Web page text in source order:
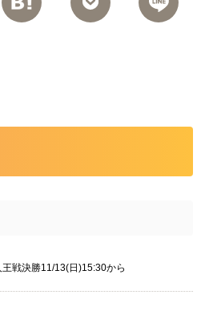
戦決勝11/13(日)15:30から